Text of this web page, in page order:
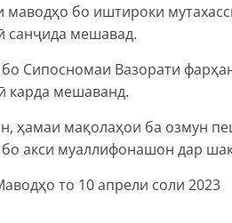
маводҳо бо иштироки
санҷида мешавад.
Сипосномаи Вазорати
карда мешаванд.
ҳамаи мақолаҳои ба озмун
бо акси муаллифонашон дар
то 10 апрели соли 2023